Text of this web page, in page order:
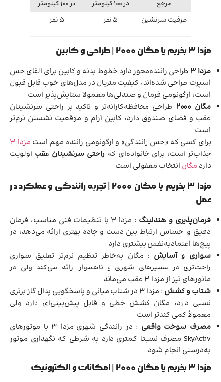
مرجع در 100 کیلومتر
در 100 کیلومتر
ظرفیت سرنشین
5 نفر 5 نفر
مزدا ۳ بخریم یا مگان ۲۰۰۰ | طراحی و کابین
مزدا ۳
طراحی راننده‌محور دارد خطوط بدنه و کابین برای القای حس
اسپرت طراحی شده‌اند، کیفیت متریال در مدل‌های خوب قابل قبول
است، ارگونومی فرمان و صندلی‌ها معمولا ستایش‌پذیر است
مگان ۲۰۰۰
طراحی محافظه‌کارانه‌تر و تاکید بر راحتی سرنشینان
عقب و فضای صندوق دارد، کابین آرام و موقعیت نشستن نرم‌تر
است
برای کسی که «حس رانندگی» و ارگونومی راننده مهم است مزدا ۳
جذاب‌تر است، برای خانواده‌ای که راحتی سرنشینان عقب اولویت
دارد مگان انتخاب معقولی است
مزدا ۳ بخریم یا مگان ۲۰۰۰ | تجربه رانندگی و عملکرد در
عمل
فرمان‌پذیری و هندلینگ
: مزدا ۳ با تنظیمات فنی مناسب، فرمان
دقیق و احساس ارتباط بین دست و جاده بهتری ارائه می‌دهد، در
پیچ‌ها اعتمادبه‌نفس بیشتری دارد
سواری و آسایش : مگان به‌خاطر تنظیم نرم‌تر تعلیق سواری
راحت‌تری در مسیرهای شهری و ناهموار ارائه می‌کند ولی در
مانورهای تیز از مزدا ۳ عقب می‌ماند
شتاب و کشش
: مزدا ۳ در شتاب میانی و پاسخگویی پدال گاز برتری
نسبی دارد، مگان کشش خطی و قابل پیش‌بینی‌ای دارد ولی
معمولاً کمی کندتر است
مصرف سوخت واقعی
: در رانندگی شهری مزدا ۳ با موتورهای
SkyActiv مصرف نسبتا کمتری دارد به شرطی که نگهداری موتور
به‌درستی انجام شود
مزدا ۳ بخریم یا مگان ۲۰۰۰ | امکانات و الکترونیک